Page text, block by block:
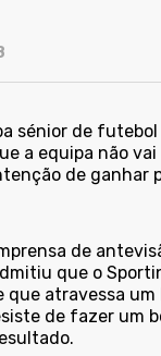
sénior de futebol
a equipa não vai
de ganhar
de
que o
atravessa um
de fazer um